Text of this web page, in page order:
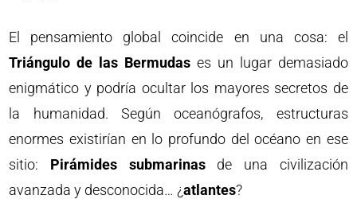
El pensamiento global coincide en una cosa: el
Triángulo de las Bermudas es un lugar demasiado
enigmático y podría ocultar los mayores secretos de
la humanidad. Según oceanógrafos, estructuras
enormes existirían en lo profundo del océano en ese
sitio: Pirámides submarinasde una civilización
avanzada y desconocida… ¿atlantes?